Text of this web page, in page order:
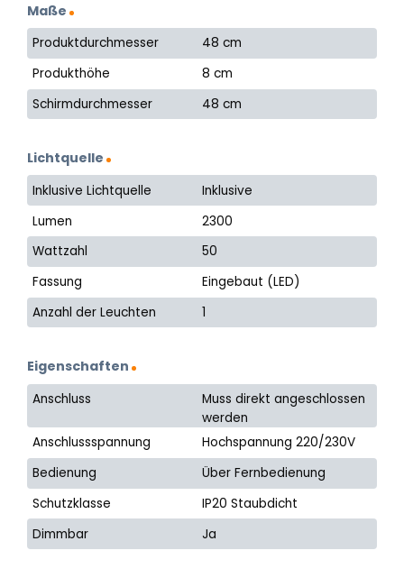
Maße
Produktdurchmesser
48 cm
Produkthöhe
8 cm
Schirmdurchmesser
48 cm
Lichtquelle
Inklusive Lichtquelle
Inklusive
Lumen
2300
Wattzahl
50
Fassung
Eingebaut (LED)
Anzahl der Leuchten
1
Eigenschaften
Anschluss
Muss direkt angeschlossen
werden
Anschlussspannung
Hochspannung 220/230V
Bedienung
Über Fernbedienung
Schutzklasse
IP20 Staubdicht
Dimmbar
Ja